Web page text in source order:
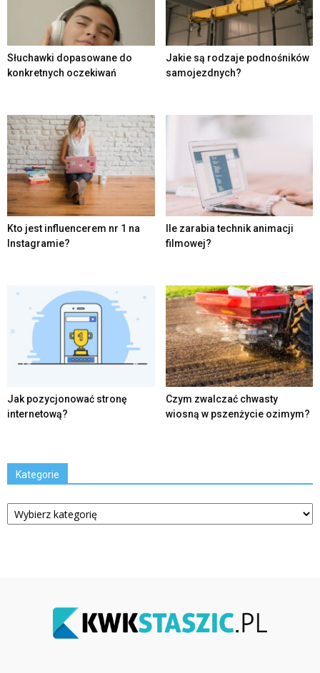
Słuchawki dopasowane do
konkretnych oczekiwań
Jakie są rodzaje podnośników
samojezdnych?
Kto jest influencerem nr 1 na
Instagramie?
Ile zarabia technik animacji
filmowej?
Jak pozycjonować stronę
internetową?
Czym zwalczać chwasty
wiosną w pszenżycie ozimym?
Kategorie
Kategorie